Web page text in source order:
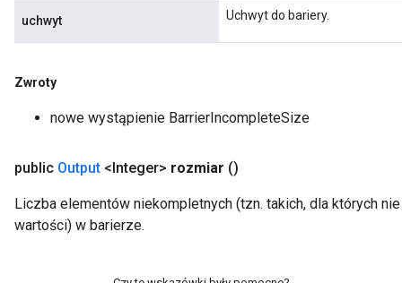
uchwyt Uchwyt do bariery.
Zwroty
nowe wystąpienie BarrierIncompleteSize
public Output <Integer> rozmiar ()
Liczba elementów niekompletnych (tzn. takich, dla których
wartości) w barierze.